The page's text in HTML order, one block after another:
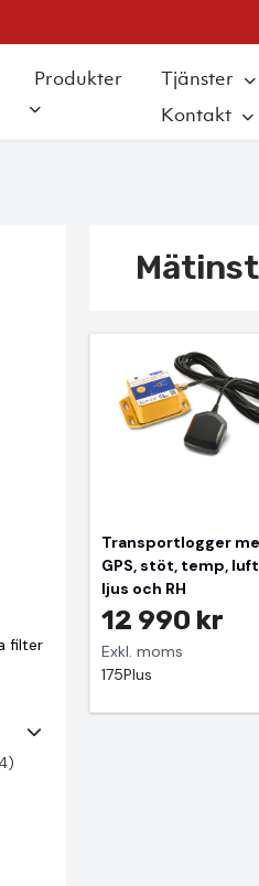
Produkter Tjänster
Kontakt
filter
Transportlogger
GPS, stöt, temp,
ljus och RH
12 990 kr
Exkl. moms
175Plus